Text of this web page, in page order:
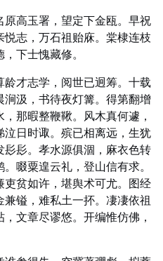
高玉署，望定下金瓯。早祝
志，万石祖贻庥。棠棣连枝
下士愧藏修。
才志学，阅世已迥筹。十载
汲，书待夜灯篝。得第翻增
那暇整鞭鞦。风木真何遽，
日时诹。殡已相离远，生犹
髟。孝水源俱涸，麻衣色转
啜粟遑云礼，登山信有求。
贫如许，堪舆术可尤。图经
镒，难私土一抔。凄凄依祖
文章尽谬悠。开编惟仿佛，